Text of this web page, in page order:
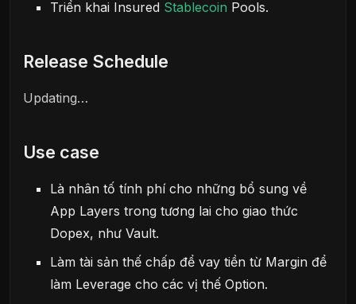
Triển khai Insured Stablecoin Pools.
Release Schedule
Updating…
Use case
Là nhân tố tính phí cho những bổ sung về
App Layers trong tương lai cho giao thức
Dopex, như Vault.
Làm tài sản thế chấp để vay tiền từ Margin để
làm Leverage cho các vị thế Option.